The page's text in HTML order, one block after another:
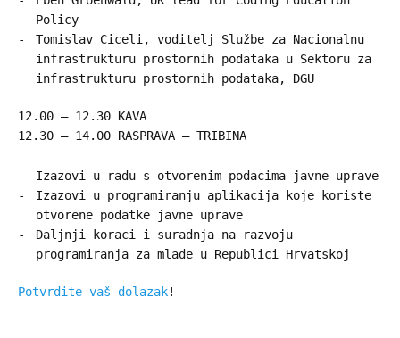
Policy
Tomislav Ciceli, voditelj Službe za Nacionalnu
infrastrukturu prostornih podataka u Sektoru za
infrastrukturu prostornih podataka, DGU
12.00 – 12.30 KAVA
12.30 – 14.00 RASPRAVA – TRIBINA
Izazovi u radu s otvorenim podacima javne uprave
Izazovi u programiranju aplikacija koje koriste
otvorene podatke javne uprave
Daljnji koraci i suradnja na razvoju
programiranja za mlade u Republici Hrvatskoj
Potvrdite vaš dolazak!